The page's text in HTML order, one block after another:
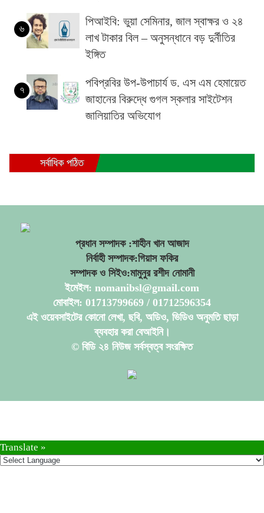
৬
পিআইবি: ভুয়া সেমিনার, জাল স্বাক্ষর ও ২৪
লাখ টাকার বিল – অনুসন্ধানে বড় দুর্নীতির
ইঙ্গিত
৭
পবিপ্রবির উপ-উপাচার্য ড. এস এম হেমায়েত
জাহানের বিরুদ্ধে গুগল স্কলার সাইটেশন
জালিয়াতির অভিযোগ
সর্বাধিক পঠিত
প্রধান সম্পাদক :শাহীন খান আজাদ
নির্বাহী সম্পাদক:গিয়াস ফকির
সম্পাদক ও সিইও:মামুনুর রশীদ নোমানী
ইমেইল: nomanibsl@gmail.com
মোবাইল: 01713799669 / 01712596354
এই ওয়েবসাইটের কোনো লেখা, ছবি, অডিও, ভিডিও অনুমতি ছাড়া
ব্যবহার করা বেআইনি।
© বিডি ২৪ নিউজ সর্বস্বত্ব সংরক্ষিত
Translate »